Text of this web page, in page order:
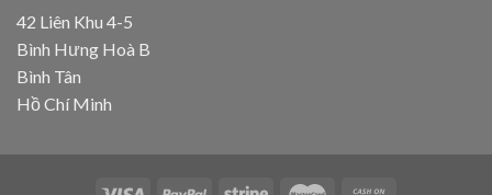
42 Liên Khu 4-5
Bình Hưng Hoà B
Bình Tân
Hồ Chí Minh